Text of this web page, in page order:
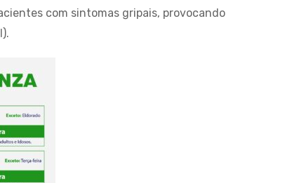
com sintomas gripais, provocando